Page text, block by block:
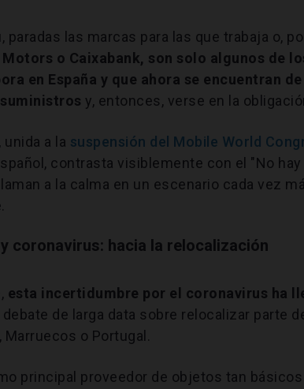
paradas las marcas para las que trabaja o,
Motors o Caixabank, son solo algunos de
en España y que ahora se encuentran
y, entonces, verse en la
a la suspensión del Mobile World
contrasta visiblemente con el "No
a la calma en un escenario cada vez
coronavirus: hacia la relocalización
esta incertidumbre por el coronavirus ha
debate de larga data sobre relocalizar parte
Marruecos o Portugal.
principal proveedor de objetos tan